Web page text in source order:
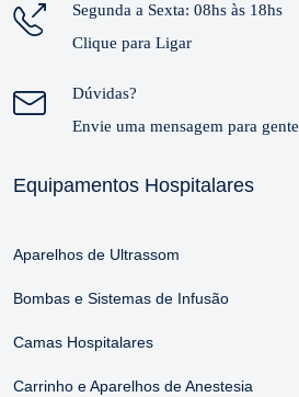
Segunda a Sexta: 08hs às 18hs
Clique para Ligar
Dúvidas?
Envie uma mensagem para gente
Equipamentos Hospitalares
Aparelhos de Ultrassom
Bombas e Sistemas de Infusão
Camas Hospitalares
Carrinho e Aparelhos de Anestesia